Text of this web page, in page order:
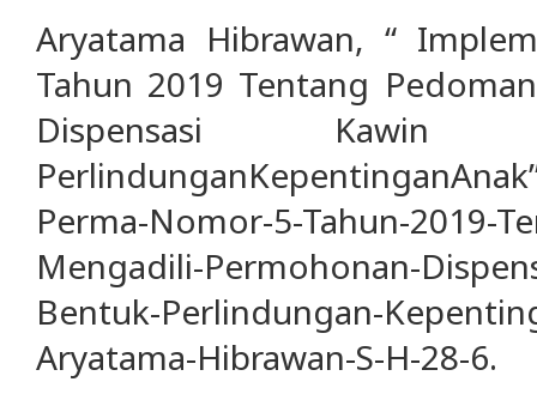
Aryatama Hibrawan, “
Tahun 2019 Tentang
Dispensasi Kawin
Perma-Nomor-5-Tahun-2019-
Mengadili-Permohonan-
Bentuk-Perlindungan-
Aryatama-Hibrawan-S-H-28-6.